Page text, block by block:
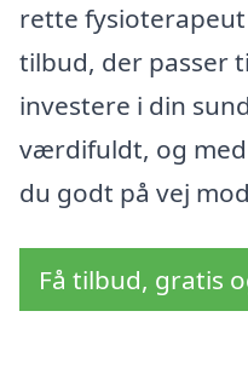
rette
tilbud, der passer
investere i din
værdifuldt, og
du godt på vej
Få tilbud, gratis